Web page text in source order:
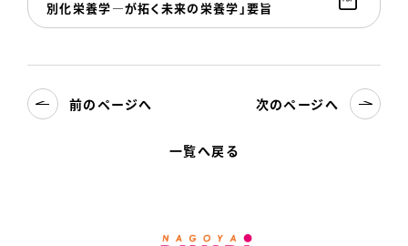
別化栄養学―が拓く未来の栄養学」要旨
一覧へ戻る
前のページへ 次のページへ